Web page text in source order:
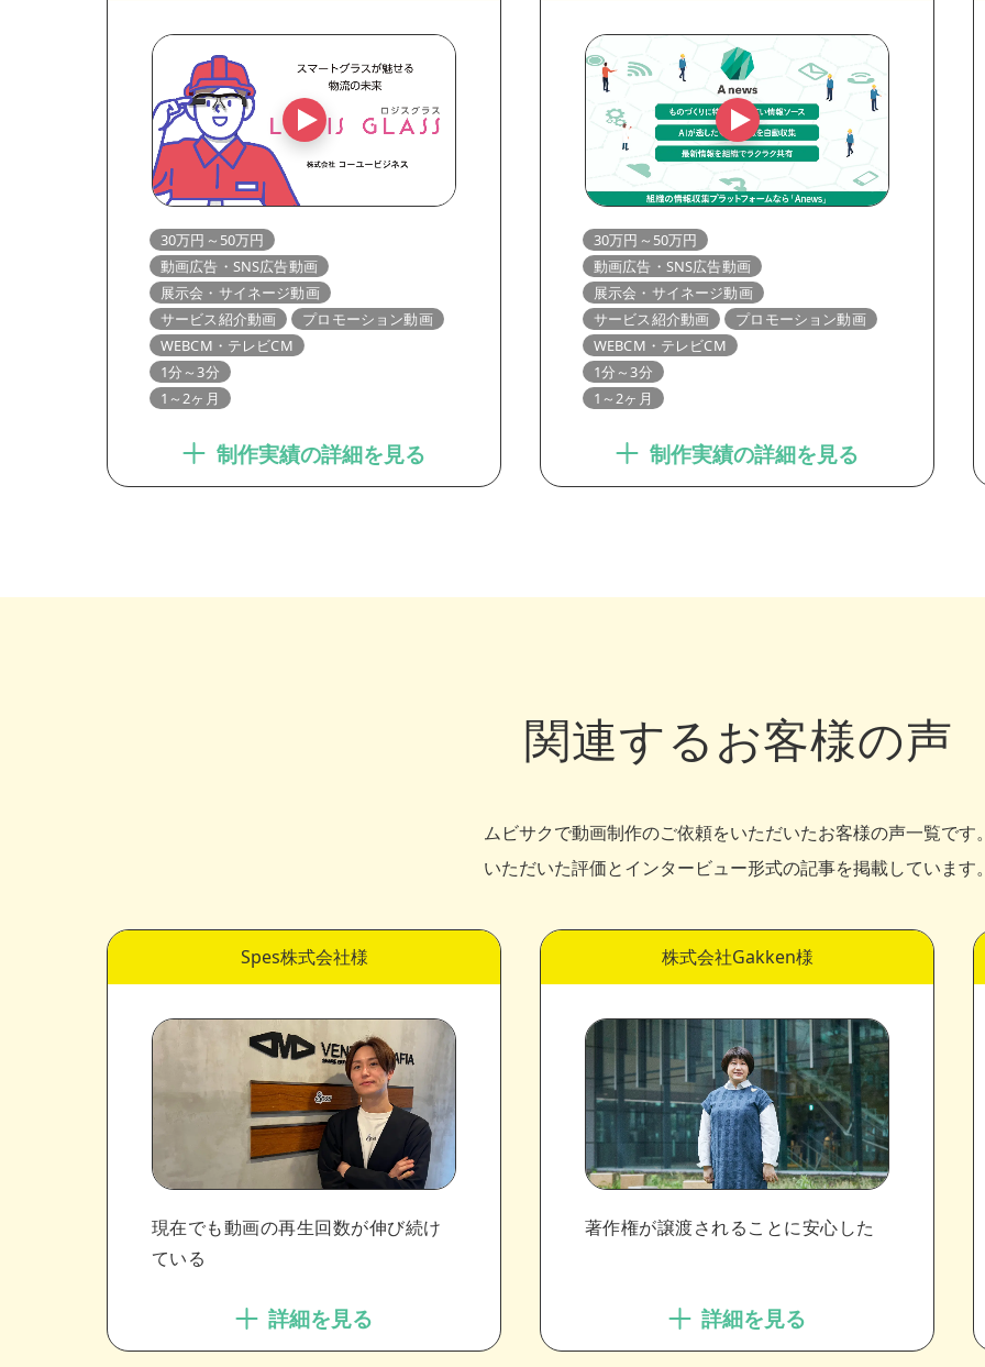
30万円～50万円
動画広告・SNS広告動画
展示会・サイネージ動画
サービス紹介動画
プロモーション動画
WEBCM・テレビCM
1分～3分
1～2ヶ月
制作実績の詳細を見る
30万円～50万円
動画広告・SNS広告動画
展示会・サイネージ動画
サービス紹介動画
プロモーション動画
WEBCM・テレビCM
1分～3分
1～2ヶ月
制作実績の詳細を見る
関連するお客様の声
ムビサクで動画制作のご依頼をいただいたお客様の声一覧です
いただいた評価とインタービュー形式の記事を掲載しています
Spes株式会社様
現在でも動画の再生回数が伸び続け
ている
詳細を見る
株式会社Gakken様
著作権が譲渡されることに安心した
詳細を見る